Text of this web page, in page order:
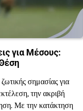
για Μέσους:
σημασίας για
την ακριβή
Με την κατάκτηση